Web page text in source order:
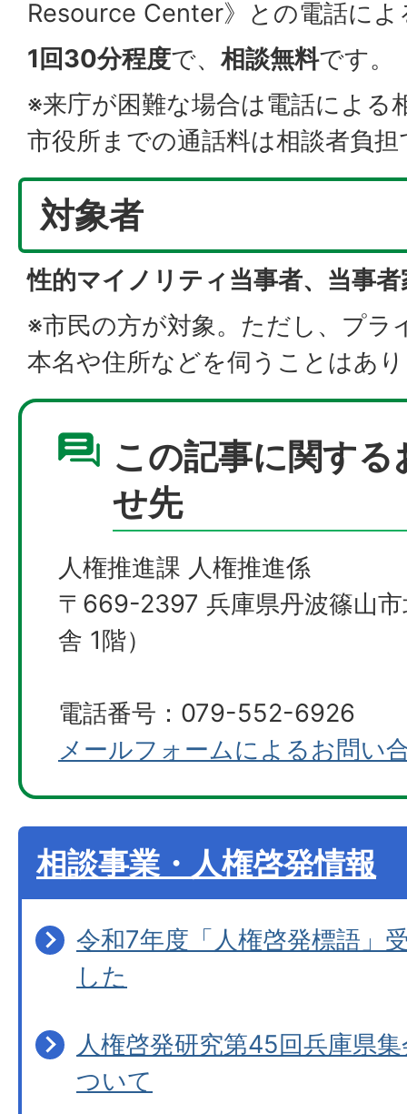
Resource Center》との電話に
1回30分程度で、 相談無料です。
※来庁が困難な場合は電話による
市役所までの通話料は相談者負担
対象者
性的マイノリティ当事者、当事者
※市民の方が対象。ただし、プラ
本名や住所などを伺うことはあ
この記事に関する
せ先
人権推進課 人権推進係
〒669-2397 兵庫県丹波篠山
舎 1階）
電話番号：079-552-6926
メールフォームによるお問い
相談事業・人権啓発情報
令和7年度「人権啓発標語」
した
人権啓発研究第45回兵庫県
ついて